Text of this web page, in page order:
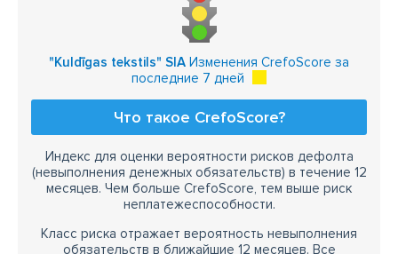
"Kuldīgas tekstils" SIA Изменения CrefoScore за
последние 7 дней
Что такое CrefoScore?
Индекс для оценки вероятности рисков дефолта
(невыполнения денежных обязательств) в течение 12
месяцев. Чем больше CrefoScore, тем выше риск
неплатежеспособности.
Класс риска отражает вероятность невыполнения
обязательств в ближайшие 12 месяцев. Все